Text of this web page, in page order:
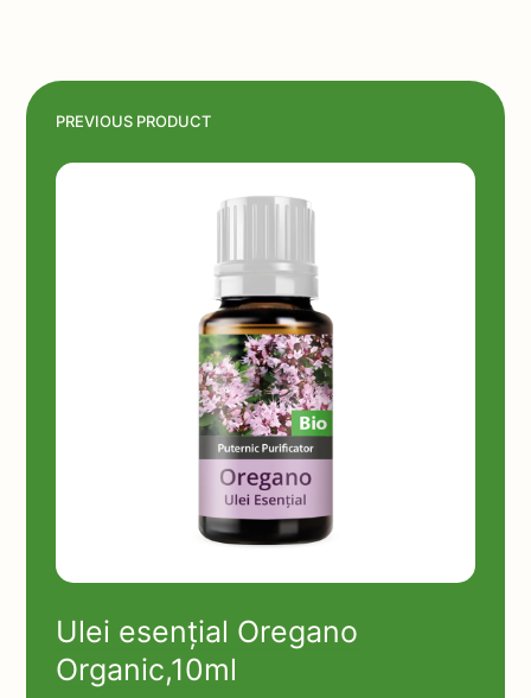
PREVIOUS PRODUCT
Ulei esențial Oregano
Organic,10ml